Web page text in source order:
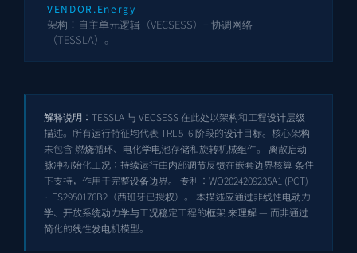
VENDOR.Energy
架构：自主单元逻辑（VECSESS）+ 协调网络
（TESSLA）。
解释说明： TESSLA 与 VECSESS 在此处以架构和工程设计层级
描述。所有运行特征均代表 TRL 5–6 阶段的设计目标。核心架构
未包含 燃烧循环、电化学电池存储和旋转机械组件。 离散启动
脉冲初始化工况；持续运行由内部调节反馈在嵌套边界核算 条件
下支持，作用于完整设备边界。 专利： WO2024209235A1 (PCT)
· ES2950176B2 （西班牙已授权）。 本描述应通过非线性电动力
学、开放系统动力学与工况稳定工程的框架 来理解 — 而非通过
简化的线性发电机模型。